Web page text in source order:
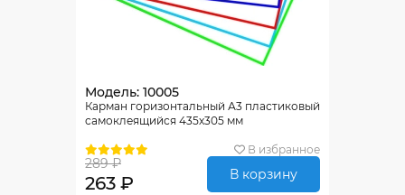
Модель: 10005
Карман горизонтальный А3 пластиковый
самоклеящийся 435х305 мм
В избранное
289 ₽
263 ₽ В корзину